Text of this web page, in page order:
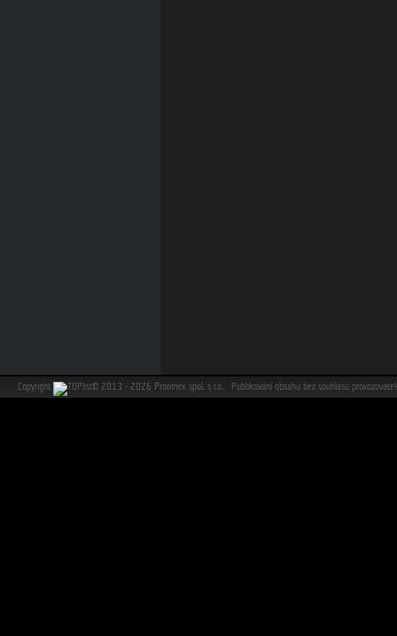
Copyright © 2013 - 2026 Protimex spol. s r.o. Publikování obsahu bez souhlasu